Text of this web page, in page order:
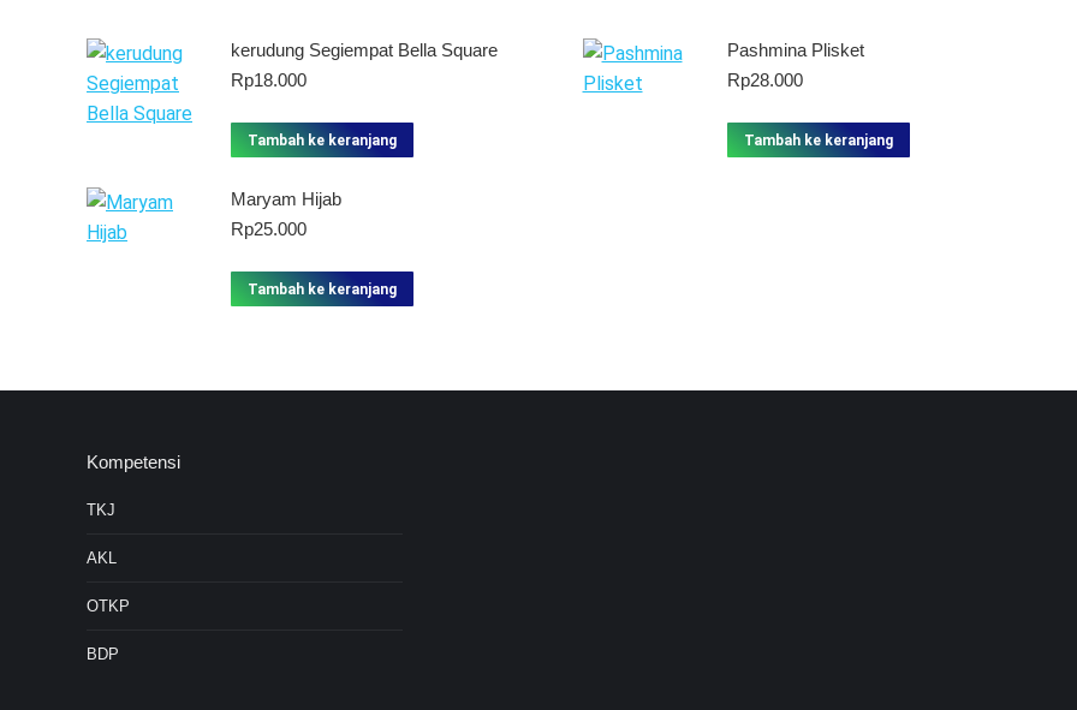
kerudung Segiempat Bella Square
Rp18.000
Tambah ke keranjang
Pashmina Plisket
Rp28.000
Tambah ke keranjang
Maryam Hijab
Rp25.000
Tambah ke keranjang
Kompetensi
TKJ
AKL
OTKP
BDP